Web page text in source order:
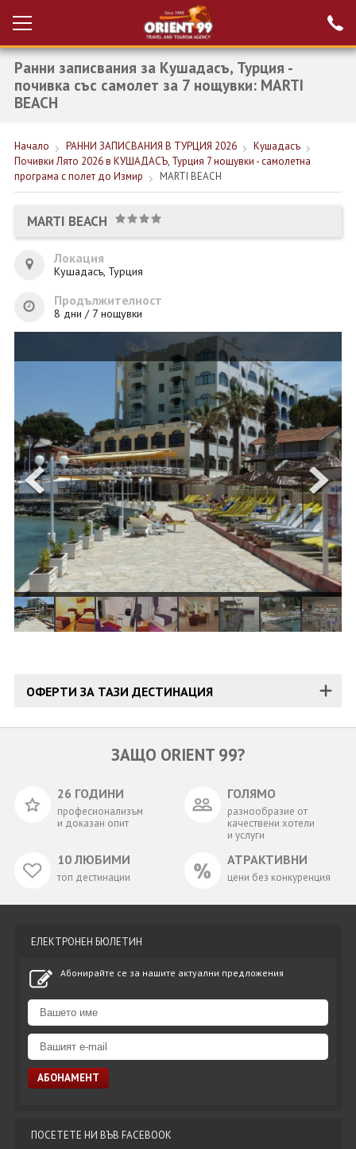
Вход за агенти
Проверка на
резервация
НОВА ГОДИНА ТУРЦИЯ
НОВА ГОДИНА
ЕКЗОТИКА
ЕКСКУРЗИИ
КОНТАКТИ
ФИРМЕНИ ДОКУМЕНТИ
0700 144 34 Запитване
ПОСЛЕДВАЙТЕ НИ
Ранни записвания за Кушадасъ, Турция -
почивка със самолет за 7 нощувки: MARTI
BEACH
Начало РАННИ ЗАПИСВАНИЯ В ТУРЦИЯ 2026
Кушадасъ
Почивки Лято 2026 в КУШАДАСЪ, Турция 7 нощувки - самолетна
програма с полет до Измир
MARTI BEACH
MARTI BEACH
Локация
Кушадасъ, Турция
Продължителност
8 дни / 7 нощувки
ОФЕРТИ ЗА ТАЗИ ДЕСТИНАЦИЯ
ЗАЩО ORIENT 99?
26 ГОДИНИ
професионализъм
и доказан опит
ГОЛЯМО
разнообразие от
качествени хотели
и услуги
10 ЛЮБИМИ
топ дестинации
АТРАКТИВНИ
цени без конкуренция
ЕЛЕКТРОНЕН БЮЛЕТИН
Абонирайте се за нашите актуални предложения
ПОСЕТЕТЕ НИ ВЪВ FACEBOOK